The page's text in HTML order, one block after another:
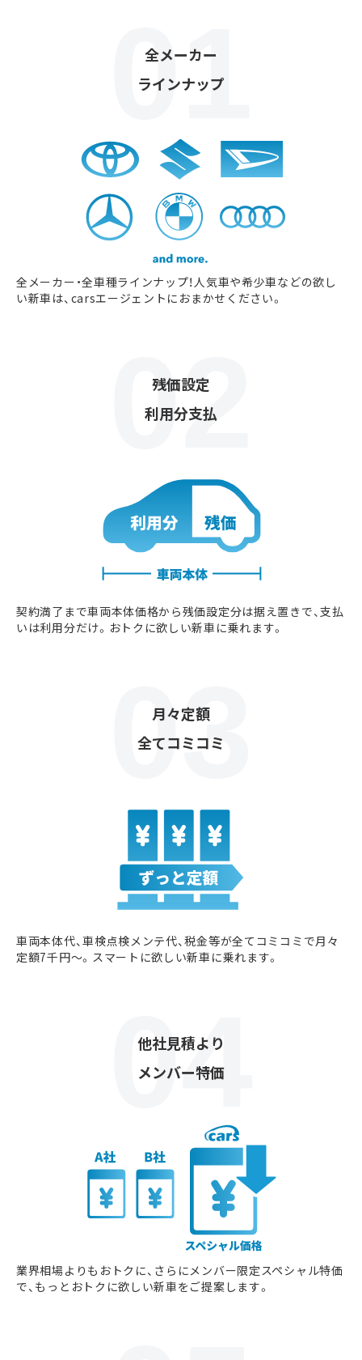
全メーカー
ラインナップ
全メーカー・全車種ラインナップ！人気車や希少車などの欲し
い新車は、carsエージェントにおまかせください。
残価設定
利用分支払
契約満了まで車両本体価格から残価設定分は据え置きで、支払
いは利用分だけ。おトクに欲しい新車に乗れます。
月々定額
全てコミコミ
車両本体代、車検点検メンテ代、税金等が全てコミコミで月々
定額7千円〜。スマートに欲しい新車に乗れます。
他社見積より
メンバー特価
業界相場よりもおトクに、さらにメンバー限定スペシャル特価
で、もっとおトクに欲しい新車をご提案します。